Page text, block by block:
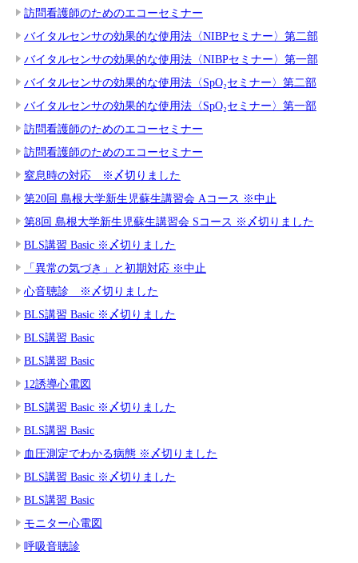
訪問看護師のためのエコーセミナー
バイタルセンサの効果的な使用法〈NIBPセミナー〉第二部
バイタルセンサの効果的な使用法〈NIBPセミナー〉第一部
バイタルセンサの効果的な使用法〈SpO₂セミナー〉第二部
バイタルセンサの効果的な使用法〈SpO₂セミナー〉第一部
訪問看護師のためのエコーセミナー
訪問看護師のためのエコーセミナー
窒息時の対応 ※〆切りました
第20回 島根大学新生児蘇生講習会 Aコース ※中止
第8回 島根大学新生児蘇生講習会 Sコース ※〆切りました
BLS講習 Basic ※〆切りました
「異常の気づき」と初期対応 ※中止
心音聴診 ※〆切りました
BLS講習 Basic ※〆切りました
BLS講習 Basic
BLS講習 Basic
12誘導心電図
BLS講習 Basic ※〆切りました
BLS講習 Basic
血圧測定でわかる病態 ※〆切りました
BLS講習 Basic ※〆切りました
BLS講習 Basic
モニター心電図
呼吸音聴診